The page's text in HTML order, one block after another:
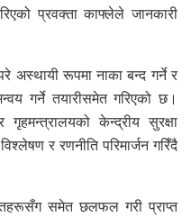
प्रवक्ता काफ्लेले जानकारी
अस्थायी रूपमा नाका बन्द गर्ने र
गर्ने तयारीसमेत गरिएको छ।
केन्द्रीय सुरक्षा
र रणनीति परिमार्जन गरिँदै
समेत छलफल गरी प्राप्त